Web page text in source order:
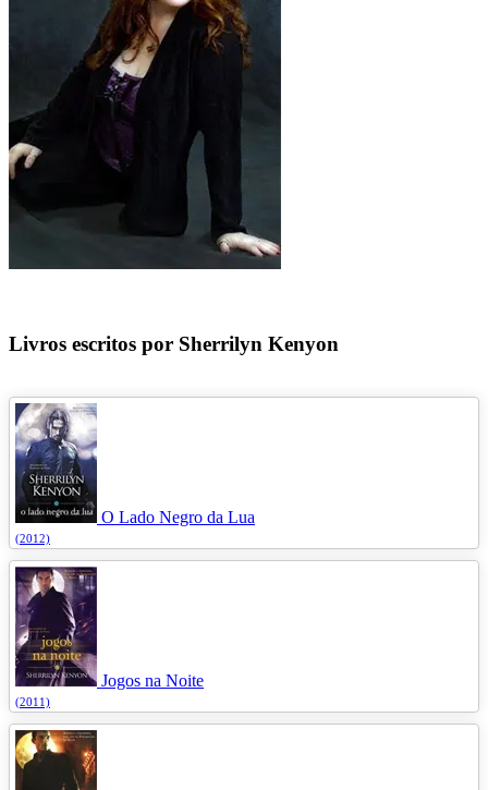
Livros escritos por Sherrilyn Kenyon
O Lado Negro da Lua
(2012)
Jogos na Noite
(2011)